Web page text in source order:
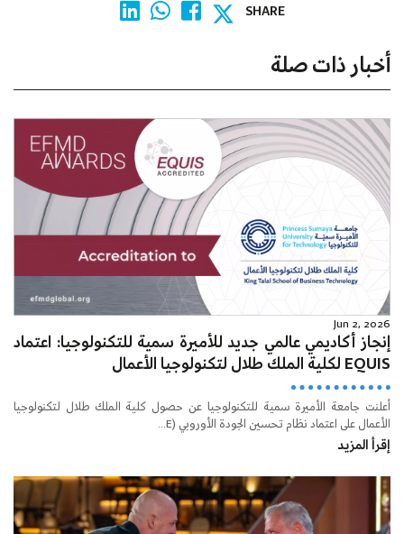
SHARE
أخبار ذات صلة
Jun 2, 2026
إنجاز أكاديمي عالمي جديد للأميرة سمية للتكنولوجيا: اعتماد
EQUIS لكلية الملك طلال لتكنولوجيا الأعمال
أعلنت جامعة الأميرة سمية للتكنولوجيا عن حصول كلية الملك طلال لتكنولوجيا
الأعمال على اعتماد نظام تحسين الجودة الأوروبي (E...
إقرأ المزيد